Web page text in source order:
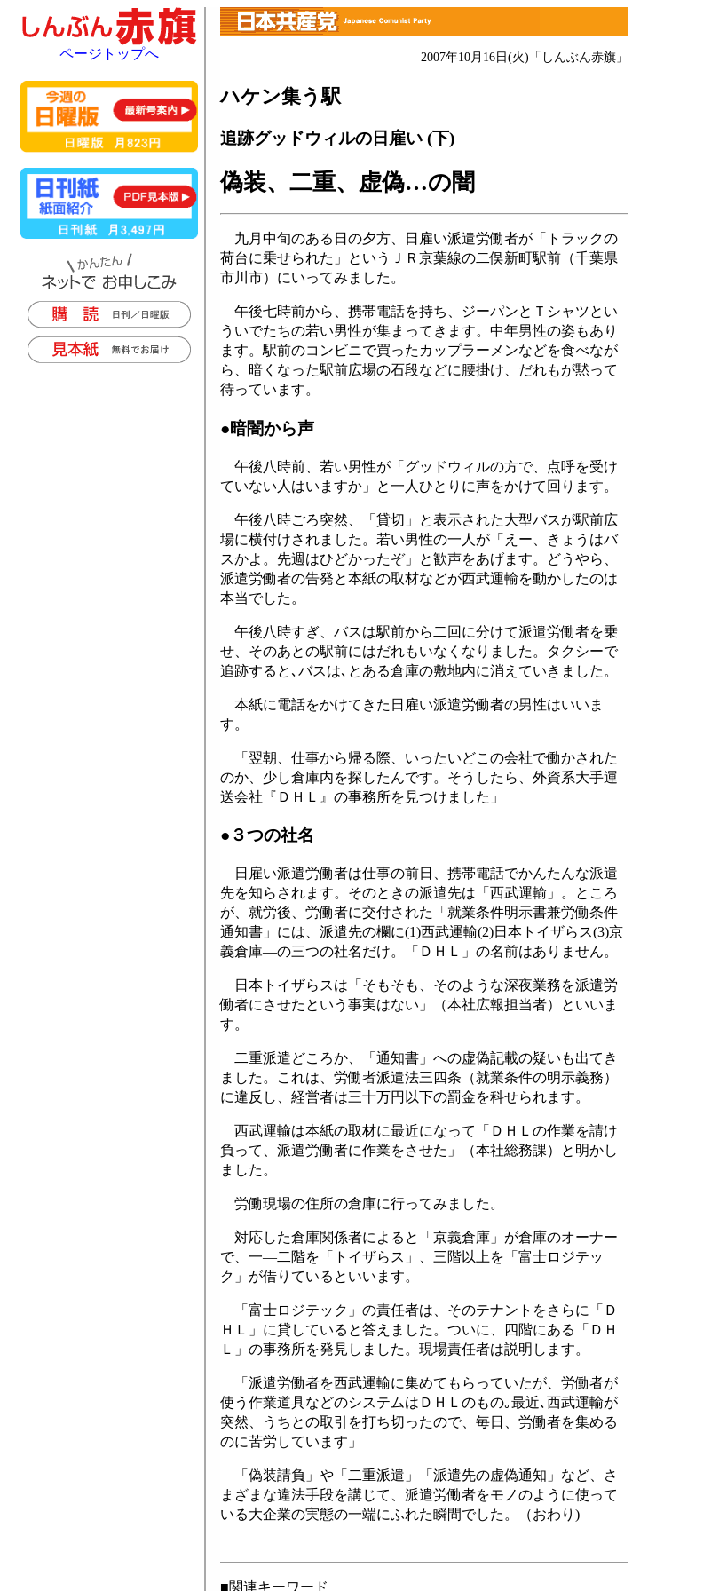
2007年10月16日(火) 「しんぶん赤旗」
ハケン集う駅
追跡グッドウィルの日雇い (下)
偽装、二重、虚偽…の闇
九月中旬のある日の夕方、日雇い派遣労働者が「トラックの
荷台に乗せられた」というＪＲ京葉線の二俣新町駅前（千葉県
市川市）にいってみました。
午後七時前から、携帯電話を持ち、ジーパンとＴシャツとい
ういでたちの若い男性が集まってきます。中年男性の姿もあり
ます。駅前のコンビニで買ったカップラーメンなどを食べなが
ら、暗くなった駅前広場の石段などに腰掛け、だれもが黙って
待っています。
●暗闇から声
午後八時前、若い男性が「グッドウィルの方で、点呼を受け
ていない人はいますか」と一人ひとりに声をかけて回ります。
午後八時ごろ突然、「貸切」と表示された大型バスが駅前広
場に横付けされました。若い男性の一人が「えー、きょうはバ
スかよ。先週はひどかったぞ」と歓声をあげます。どうやら、
派遣労働者の告発と本紙の取材などが西武運輸を動かしたのは
本当でした。
午後八時すぎ、バスは駅前から二回に分けて派遣労働者を乗
せ、そのあとの駅前にはだれもいなくなりました。タクシーで
追跡すると､バスは､とある倉庫の敷地内に消えていきました。
本紙に電話をかけてきた日雇い派遣労働者の男性はいいま
す。
「翌朝、仕事から帰る際、いったいどこの会社で働かされた
のか、少し倉庫内を探したんです。そうしたら、外資系大手運
送会社『ＤＨＬ』の事務所を見つけました」
●３つの社名
日雇い派遣労働者は仕事の前日、携帯電話でかんたんな派遣
先を知らされます。そのときの派遣先は「西武運輸」。ところ
が、就労後、労働者に交付された「就業条件明示書兼労働条件
通知書」には、派遣先の欄に(1)西武運輸(2)日本トイザらス(3)京
義倉庫―の三つの社名だけ。「ＤＨＬ」の名前はありません。
日本トイザらスは「そもそも、そのような深夜業務を派遣労
働者にさせたという事実はない」（本社広報担当者）といいま
す。
二重派遣どころか、「通知書」への虚偽記載の疑いも出てき
ました。これは、労働者派遣法三四条（就業条件の明示義務）
に違反し、経営者は三十万円以下の罰金を科せられます。
西武運輸は本紙の取材に最近になって「ＤＨＬの作業を請け
負って、派遣労働者に作業をさせた」（本社総務課）と明かし
ました。
労働現場の住所の倉庫に行ってみました。
対応した倉庫関係者によると「京義倉庫」が倉庫のオーナー
で、一―二階を「トイザらス」、三階以上を「富士ロジテッ
ク」が借りているといいます。
「富士ロジテック」の責任者は、そのテナントをさらに「Ｄ
ＨＬ」に貸していると答えました。ついに、四階にある「ＤＨ
Ｌ」の事務所を発見しました。現場責任者は説明します。
「派遣労働者を西武運輸に集めてもらっていたが、労働者が
使う作業道具などのシステムはＤＨＬのもの｡最近､西武運輸が
突然、うちとの取引を打ち切ったので、毎日、労働者を集める
のに苦労しています」
「偽装請負」や「二重派遣」「派遣先の虚偽通知」など、さ
まざまな違法手段を講じて、派遣労働者をモノのように使って
いる大企業の実態の一端にふれた瞬間でした。（おわり)
■関連キーワード
ページトップへ